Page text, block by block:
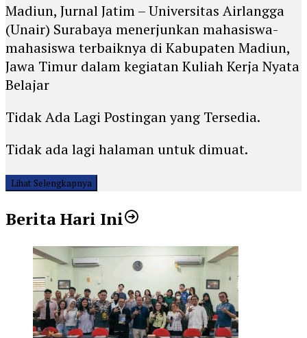
Madiun, Jurnal Jatim – Universitas Airlangga
(Unair) Surabaya menerjunkan mahasiswa-
mahasiswa terbaiknya di Kabupaten Madiun,
Jawa Timur dalam kegiatan Kuliah Kerja Nyata
Belajar
Tidak Ada Lagi Postingan yang Tersedia.
Tidak ada lagi halaman untuk dimuat.
Lihat Selengkapnya
Berita Hari Ini